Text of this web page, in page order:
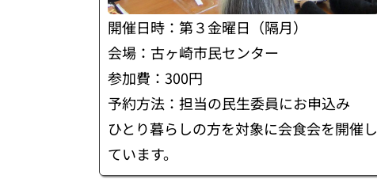
開催日時：第３金曜日（隔月）
会場：古ヶ崎市民センター
参加費：300円
予約方法：担当の民生委員にお申込み
ひとり暮らしの方を対象に会食会を開催し
ています。